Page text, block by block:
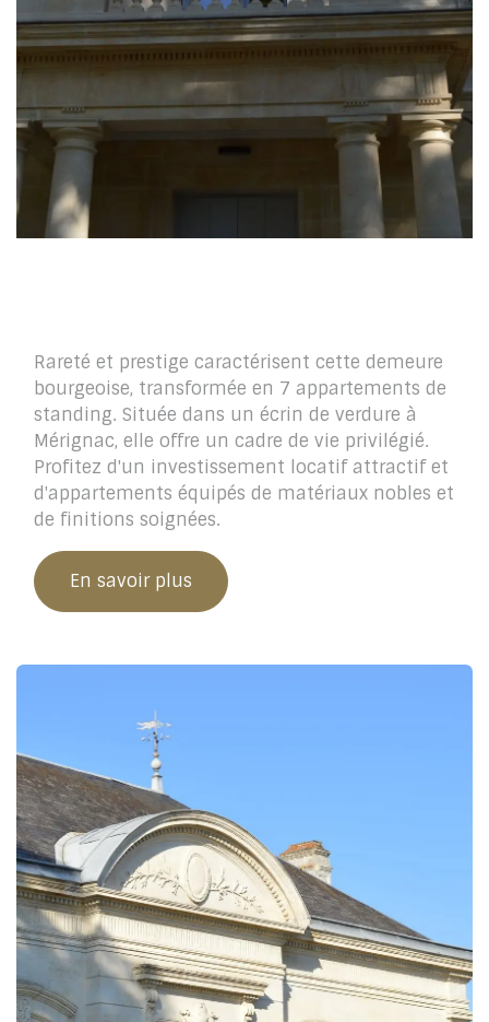
Rareté et prestige caractérisent cette demeure
bourgeoise, transformée en 7 appartements de
standing. Située dans un écrin de verdure à
Mérignac, elle offre un cadre de vie privilégié.
Profitez d'un investissement locatif attractif et
d'appartements équipés de matériaux nobles et
de finitions soignées.
En savoir plus